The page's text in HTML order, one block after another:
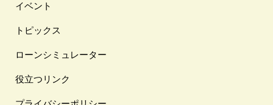
イベント
トピックス
ローンシミュレーター
役立つリンク